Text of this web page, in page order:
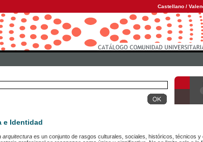
Castellano /
e Identidad
arquitectura es un conjunto de rasgos culturales, sociales, históricos, técnicos y